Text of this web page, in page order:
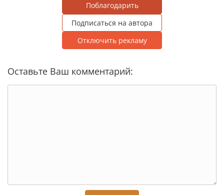
Поблагодарить
Подписаться на автора
Отключить рекламу
Оставьте Ваш комментарий: